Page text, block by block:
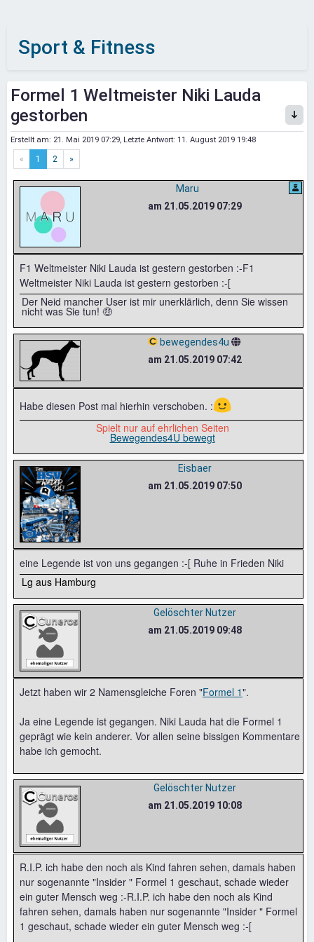
Sport & Fitness
Formel 1 Weltmeister Niki Lauda
gestorben
Erstellt am: 21. Mai 2019 07:29, Letzte Antwort: 11. August 2019 19:48
« 1 2 »
Maru
am 21.05.2019 07:29
F1 Weltmeister Niki Lauda ist gestern gestorben :-F1
Weltmeister Niki Lauda ist gestern gestorben :-[
Der Neid mancher User ist mir unerklärlich, denn Sie wissen
nicht was Sie tun! 🤑
bewegendes4u
am 21.05.2019 07:42
Habe diesen Post mal hierhin verschoben. :🙂
Spielt nur auf ehrlichen Seiten
Bewegendes4U bewegt
Eisbaer
am 21.05.2019 07:50
eine Legende ist von uns gegangen :-[ Ruhe in Frieden Niki
Lg aus Hamburg
Gelöschter Nutzer
am 21.05.2019 09:48
Jetzt haben wir 2 Namensgleiche Foren "Formel 1".
Ja eine Legende ist gegangen. Niki Lauda hat die Formel 1
geprägt wie kein anderer. Vor allen seine bissigen Kommentare
habe ich gemocht.
Gelöschter Nutzer
am 21.05.2019 10:08
R.I.P. ich habe den noch als Kind fahren sehen, damals haben
nur sogenannte "Insider " Formel 1 geschaut, schade wieder
ein guter Mensch weg :-R.I.P. ich habe den noch als Kind
fahren sehen, damals haben nur sogenannte "Insider " Formel
1 geschaut, schade wieder ein guter Mensch weg :-[